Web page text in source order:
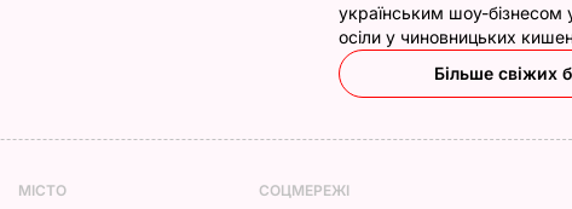
українським шоу-бізнесом
осіли у чиновницьких
Більше свіжих
МІСТО СОЦМЕРЕЖІ